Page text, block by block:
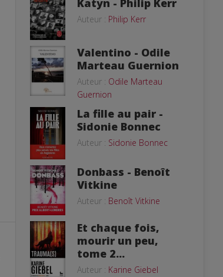
Auteur : Philip Kerr
Valentino - Odile
Marteau Guernion
Auteur : Odile Marteau
Guernion
La fille au pair -
Sidonie Bonnec
Auteur : Sidonie Bonnec
Donbass - Benoît
Vitkine
Auteur : Benoît Vitkine
Et chaque fois,
mourir un peu,
tome 2...
Auteur : Karine Giebel